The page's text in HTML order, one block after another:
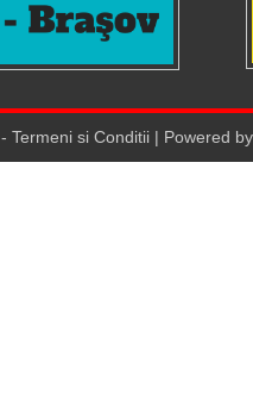
- Termeni si Conditii | Powered